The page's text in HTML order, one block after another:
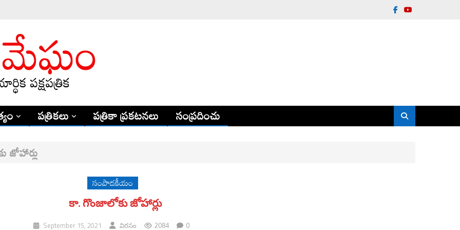
పత్రికలు పత్రికా ప్రకటనలు సంప్రదించు
జోహార్లు
సంపాదకీయం
కా. గొంజాలోకు జోహార్లు
September 15, 2021 విరసం 2084 0